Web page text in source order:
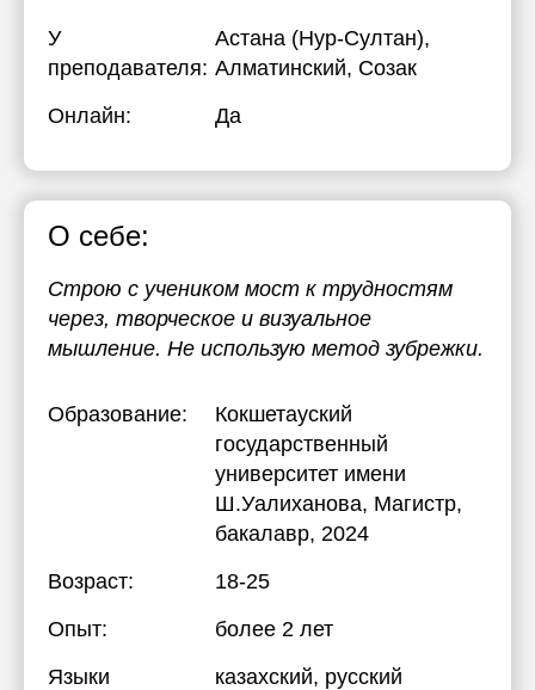
У
преподавателя:
Астана (Нур-Султан),
Алматинский, Созак
Онлайн:
Да
О себе:
Строю с учеником мост к трудностям
через, творческое и визуальное
мышление. Не использую метод зубрежки.
Образование:
Кокшетауский
государственный
университет имени
Ш.Уалиханова, Магистр,
бакалавр, 2024
Возраст:
18-25
Опыт:
более 2 лет
Языки
казахский, русский